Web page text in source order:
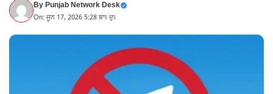
ByPunjab Network Desk
On: ਜੂਨ 17, 2026 5:28 ਬਾਃ ਦੁਃ